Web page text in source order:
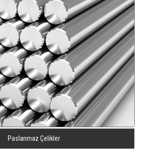
Paslanmaz Çelikler